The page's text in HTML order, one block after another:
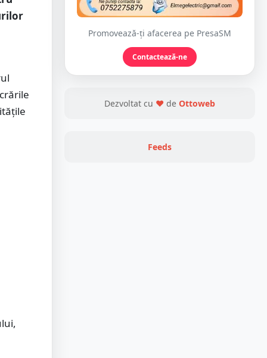
Promovează-ți afacerea pe PresaSM
Contactează-ne
Dezvoltat cu ❤ de Ottoweb
Feeds